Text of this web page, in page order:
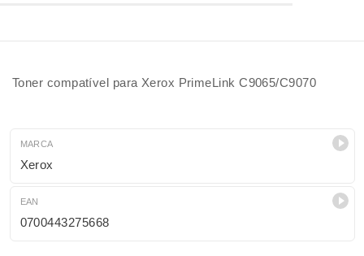
Toner compatível para Xerox PrimeLink C9065/C9070
MARCA
Xerox
EAN
0700443275668